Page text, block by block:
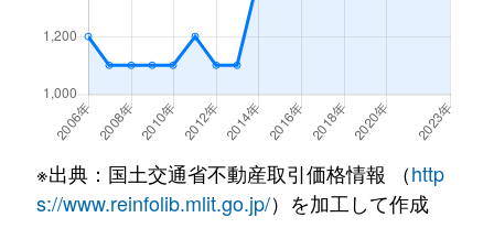
厚別東１条 2,400万円
厚別東２条
1,300万円
新さっぽろ
厚別東２条
2,200万円
新さっぽろ
厚別東２条
2,500万円
新さっぽろ
※出典：国土交通省不動産取引価格情報 （http
s://www.reinfolib.mlit.go.jp/）を加工して作成